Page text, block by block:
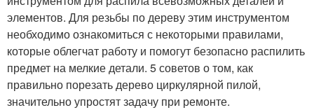
элементов. Для резьбы по дереву этим инструментом
необходимо ознакомиться с некоторыми правилами,
которые облегчат работу и помогут безопасно распилить
предмет на мелкие детали. 5 советов о том, как
правильно порезать дерево циркулярной пилой,
значительно упростят задачу при ремонте.